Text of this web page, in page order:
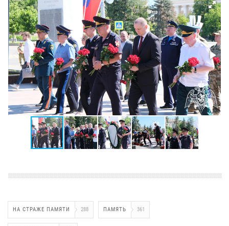
НА СТРАЖЕ ПАМЯТИ 288 ПАМЯТЬ 361